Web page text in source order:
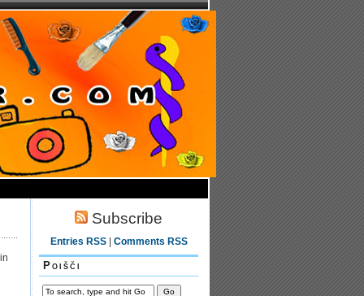
Subscribe
Entries RSS| Comments RSS
Poišči